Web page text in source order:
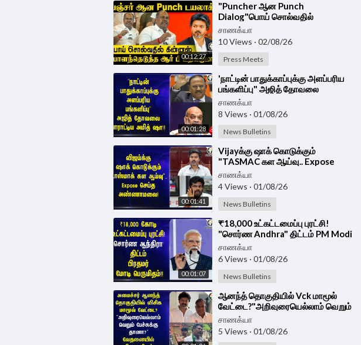
00:12:27
⁣"Puncher ஆன Punch
Dialog"பொய் சொல்வதில்
Guinness | RB Udhayakumar
Latest Pressmeet | Tirunelveli
சாணக்யா
10 Views · 02/08/26
Press Meets
00:01:28
⁣'நாட்டின் பாதுக்காப்புக்கு அளப்பரிய
பங்களிப்பு" அஜித் தோவலை
பாராட்டிய அமித் ஷா!! | BJP
சாணக்யா
8 Views · 01/08/26
News Bulletins
00:01:41
⁣Vijayக்கு ஷாக் கொடுக்கும்
"TASMAC கள ஆய்வு.. Expose
செய்த Annamalai! | Tamilnadu
சாணக்யா
4 Views · 01/08/26
News Bulletins
00:01:07
⁣₹18,000 உட்கட்டமைப்பு புரட்சி!
"சொர்ண Andhra" திட்டம் PM Modi
பெருமிதம்!!
சாணக்யா
6 Views · 01/08/26
News Bulletins
⁣ஆனந்த் தொகுதியில் Vck மாமூல்
வேட்டை?"அறிவுரையெல்லாம் வெறும்
பேச்சுக்கு தானா?" | T Nagar | TVK
Govt
சாணக்யா
5 Views · 01/08/26